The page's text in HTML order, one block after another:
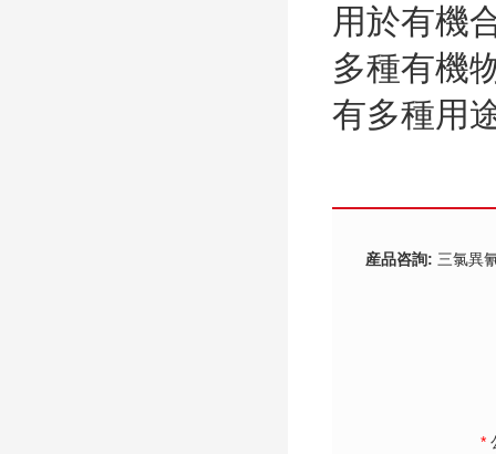
用於有機
多種有機
有多種用
産品咨詢: 三氯異
*